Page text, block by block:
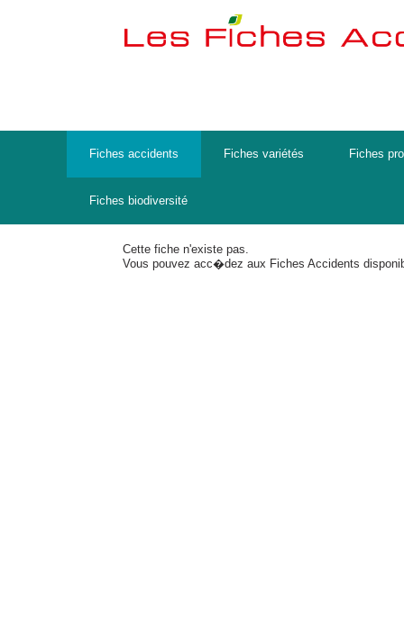
Fiches accidents Fiches variétés Fiches
Fiches biodiversité
Cette fiche n'existe pas.
Vous pouvez acc�dez aux Fiches Accidents